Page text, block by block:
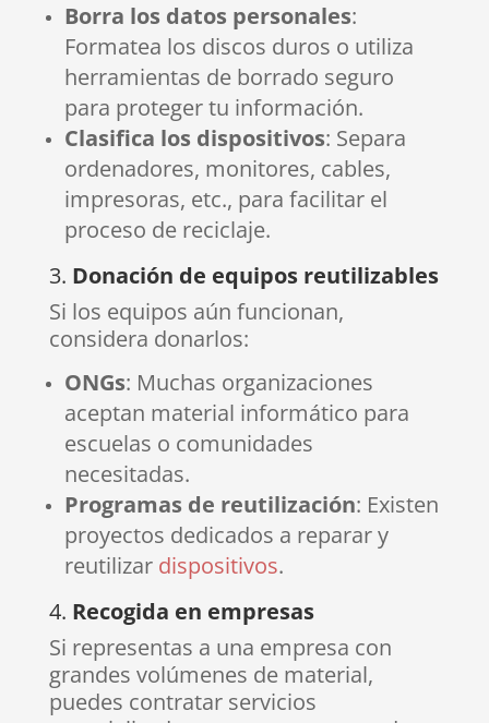
Borra los datos personales:
Formatea los discos duros o utiliza
herramientas de borrado seguro
para proteger tu información.
Clasifica los dispositivos: Separa
ordenadores, monitores, cables,
impresoras, etc., para facilitar el
proceso de reciclaje.
3. Donación de equipos reutilizables
Si los equipos aún funcionan,
considera donarlos:
ONGs: Muchas organizaciones
aceptan material informático para
escuelas o comunidades
necesitadas.
Programas de reutilización: Existen
proyectos dedicados a reparar y
reutilizar dispositivos.
4. Recogida en empresas
Si representas a una empresa con
grandes volúmenes de material,
puedes contratar servicios